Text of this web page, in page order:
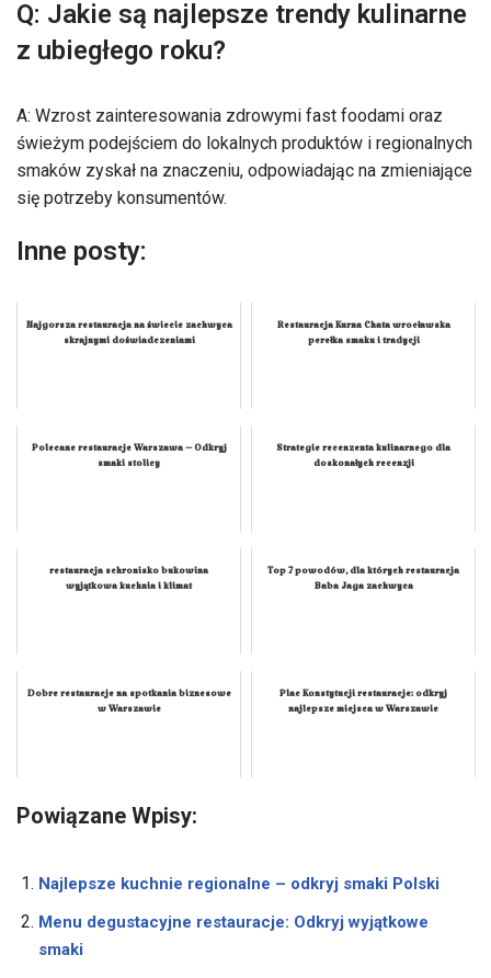
Q: Jakie są najlepsze trendy kulinarne
z ubiegłego roku?
A: Wzrost zainteresowania zdrowymi fast foodami oraz
świeżym podejściem do lokalnych produktów i regionalnych
smaków zyskał na znaczeniu, odpowiadając na zmieniające
się potrzeby konsumentów.
Inne posty:
Najgorsza restauracja na świecie zachwyca
skrajnymi doświadczeniami
Restauracja Kurna Chata wrocławska
perełka smaku i tradycji
Polecane restauracje Warszawa – Odkryj
smaki stolicy
Strategie recenzenta kulinarnego dla
doskonałych recenzji
restauracja schronisko bukowina
wyjątkowa kuchnia i klimat
Top 7 powodów, dla których restauracja
Baba Jaga zachwyca
Dobre restauracje na spotkania biznesowe
w Warszawie
Plac Konstytucji restauracje: odkryj
najlepsze miejsca w Warszawie
Powiązane Wpisy:
Najlepsze kuchnie regionalne – odkryj smaki Polski
Menu degustacyjne restauracje: Odkryj wyjątkowe
smaki